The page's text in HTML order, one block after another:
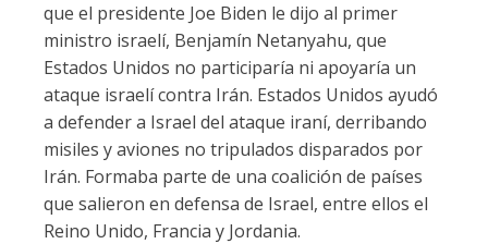
que el presidente Joe Biden le dijo al primer
ministro israelí, Benjamín Netanyahu, que
Estados Unidos no participaría ni apoyaría un
ataque israelí contra Irán. Estados Unidos ayudó
a defender a Israel del ataque iraní, derribando
misiles y aviones no tripulados disparados por
Irán. Formaba parte de una coalición de países
que salieron en defensa de Israel, entre ellos el
Reino Unido, Francia y Jordania.